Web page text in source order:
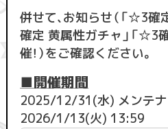
併せて、お知らせ（「☆3
確定 黄属性ガチャ」「☆3
催！）をご確認ください。
■開催期間
2025/12/31(水) メンテナ
2026/1/13(火) 13:59